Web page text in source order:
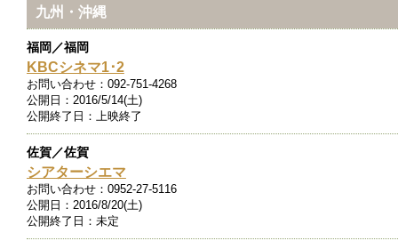
九州・沖縄
福岡／福岡
KBCシネマ1･2
お問い合わせ： 092-751-4268
公開日： 2016/5/14(土)
公開終了日： 上映終了
佐賀／佐賀
シアターシエマ
お問い合わせ： 0952-27-5116
公開日： 2016/8/20(土)
公開終了日： 未定